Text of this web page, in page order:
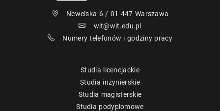
Newelska 6 / 01-447 Warszawa
wit@wit.edu.pl
Numery telefonów i godziny pracy
Studia licencjackie
Studia inżynierskie
Studia magisterskie
Studia podyplomowe